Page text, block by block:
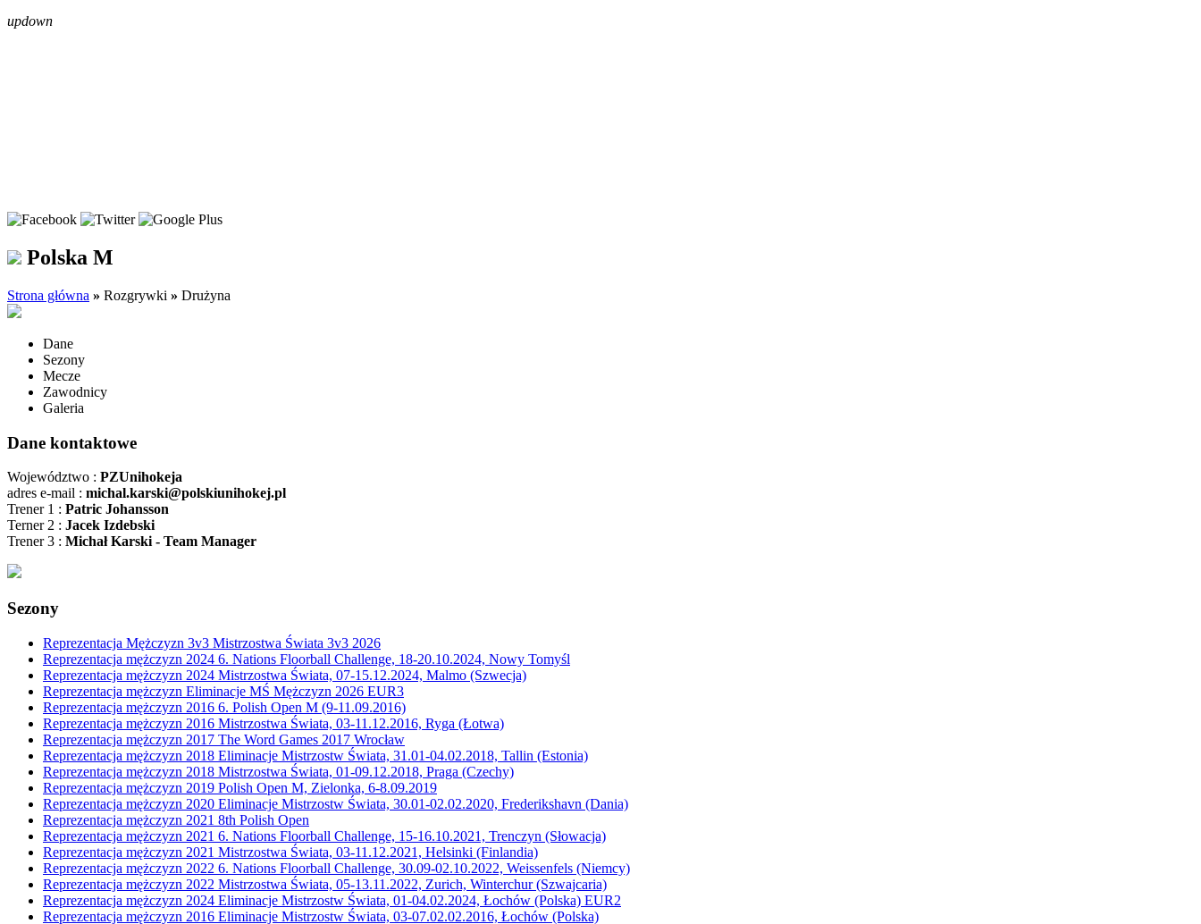
updown
Polska M
Strona główna » Rozgrywki » Drużyna
Dane
Sezony
Mecze
Zawodnicy
Galeria
Dane kontaktowe
Województwo : PZUnihokeja
adres e-mail : michal.karski@polskiunihokej.pl
Trener 1 : Patric Johansson
Terner 2 : Jacek Izdebski
Trener 3 : Michał Karski - Team Manager
Sezony
Reprezentacja Mężczyzn 3v3 Mistrzostwa Świata 3v3 2026
Reprezentacja mężczyzn 2024 6. Nations Floorball Challenge, 18-20.10.2024, Nowy Tomyśl
Reprezentacja mężczyzn 2024 Mistrzostwa Świata, 07-15.12.2024, Malmo (Szwecja)
Reprezentacja mężczyzn Eliminacje MŚ Mężczyzn 2026 EUR3
Reprezentacja mężczyzn 2016 6. Polish Open M (9-11.09.2016)
Reprezentacja mężczyzn 2016 Mistrzostwa Świata, 03-11.12.2016, Ryga (Łotwa)
Reprezentacja mężczyzn 2017 The Word Games 2017 Wrocław
Reprezentacja mężczyzn 2018 Eliminacje Mistrzostw Świata, 31.01-04.02.2018, Tallin (Estonia)
Reprezentacja mężczyzn 2018 Mistrzostwa Świata, 01-09.12.2018, Praga (Czechy)
Reprezentacja mężczyzn 2019 Polish Open M, Zielonka, 6-8.09.2019
Reprezentacja mężczyzn 2020 Eliminacje Mistrzostw Świata, 30.01-02.02.2020, Frederikshavn (Dania)
Reprezentacja mężczyzn 2021 8th Polish Open
Reprezentacja mężczyzn 2021 6. Nations Floorball Challenge, 15-16.10.2021, Trenczyn (Słowacja)
Reprezentacja mężczyzn 2021 Mistrzostwa Świata, 03-11.12.2021, Helsinki (Finlandia)
Reprezentacja mężczyzn 2022 6. Nations Floorball Challenge, 30.09-02.10.2022, Weissenfels (Niemcy)
Reprezentacja mężczyzn 2022 Mistrzostwa Świata, 05-13.11.2022, Zurich, Winterchur (Szwajcaria)
Reprezentacja mężczyzn 2024 Eliminacje Mistrzostw Świata, 01-04.02.2024, Łochów (Polska) EUR2
Reprezentacja mężczyzn 2016 Eliminacje Mistrzostw Świata, 03-07.02.02.2016, Łochów (Polska)